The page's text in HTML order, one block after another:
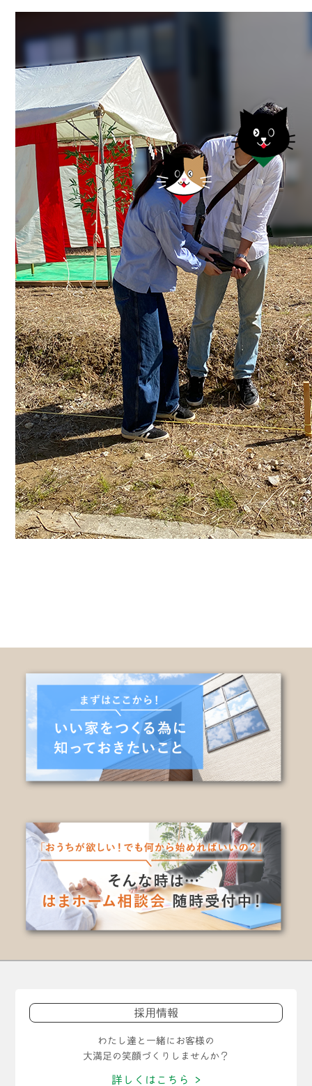
採用情報
わたし達と一緒にお客様の
大満足の笑顔づくりしませんか？
詳しくはこちら >